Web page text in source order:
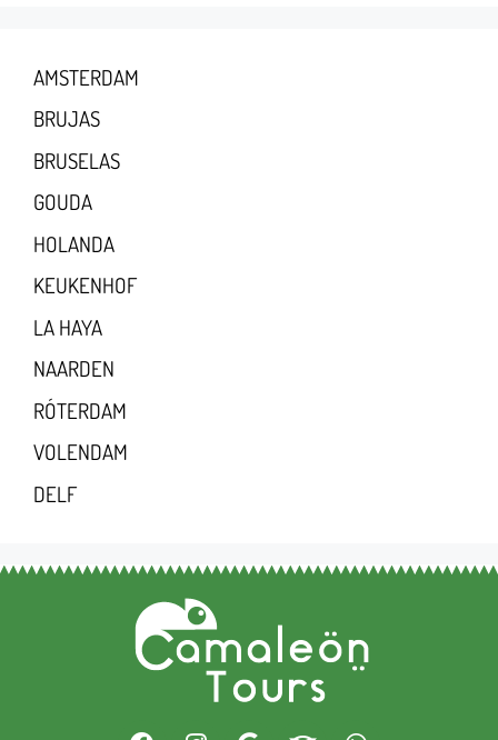
AMSTERDAM
BRUJAS
BRUSELAS
GOUDA
HOLANDA
KEUKENHOF
LA HAYA
NAARDEN
RÓTERDAM
VOLENDAM
DELF